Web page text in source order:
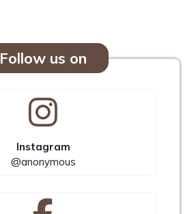
Follow us on
Instagram
@anonymous